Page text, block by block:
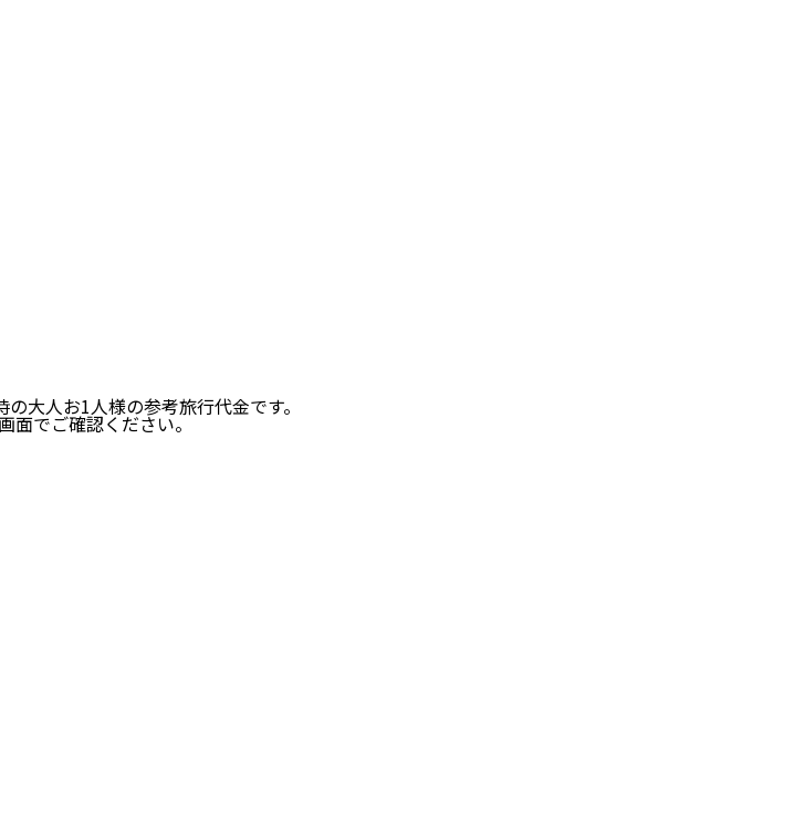
検索ください。
でご確認ください。
用◆ホーチミン 3泊5日◆ル メリディアン サイゴン